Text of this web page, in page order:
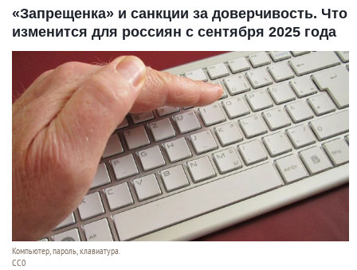
«Запрещенка» и санкции за доверчивость. Что
изменится для россиян с сентября 2025 года
Компьютер, пароль, клавиатура.
СС0